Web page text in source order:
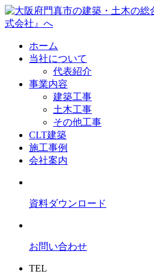
ホーム
当社について
代表紹介
事業内容
建築工事
土木工事
その他工事
CLT建築
施工事例
会社案内
資料ダウンロード
お問い合わせ
TEL